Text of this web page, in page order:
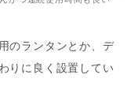
のランタンとか、デ
りに良く設置してい